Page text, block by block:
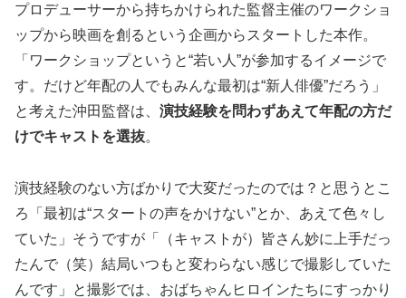
プロデューサーから持ちかけられた監督主催のワークショ
ップから映画を創るという企画からスタートした本作。
「ワークショップというと“若い人”が参加するイメージで
す。だけど年配の人でもみんな最初は“新人俳優”だろう」
と考えた沖田監督は、 演技経験を問わずあえて年配の方だ
けでキャストを選抜。
演技経験のない方ばかりで大変だったのでは？と思うとこ
ろ「最初は“スタートの声をかけない”とか、あえて色々し
ていた」そうですが「（キャストが）皆さん妙に上手だっ
たんで（笑）結局いつもと変わらない感じで撮影していた
んです」と撮影では、おばちゃんヒロインたちにすっかり